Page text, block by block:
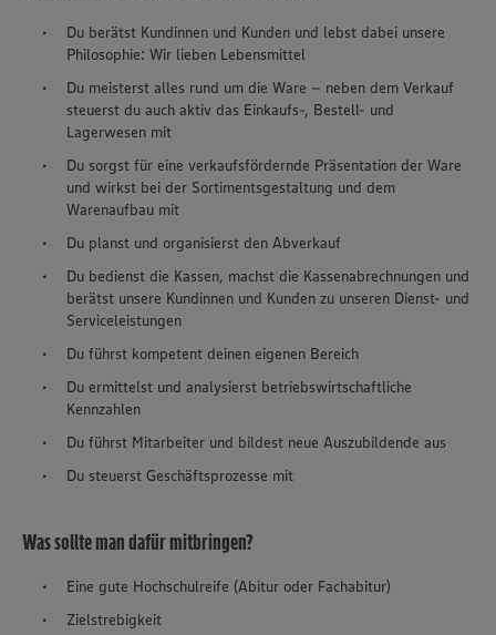
Du berätst Kundinnen und Kunden und lebst dabei unsere
Philosophie: Wir lieben Lebensmittel
Du meisterst alles rund um die Ware – neben dem Verkauf
steuerst du auch aktiv das Einkaufs-, Bestell- und
Lagerwesen mit
Du sorgst für eine verkaufsfördernde Präsentation der Ware
und wirkst bei der Sortimentsgestaltung und dem
Warenaufbau mit
Du planst und organisierst den Abverkauf
Du bedienst die Kassen, machst die Kassenabrechnungen und
berätst unsere Kundinnen und Kunden zu unseren Dienst- und
Serviceleistungen
Du führst kompetent deinen eigenen Bereich
Du ermittelst und analysierst betriebswirtschaftliche
Kennzahlen
Du führst Mitarbeiter und bildest neue Auszubildende aus
Du steuerst Geschäftsprozesse mit
Was sollte man dafür mitbringen?
Eine gute Hochschulreife (Abitur oder Fachabitur)
Zielstrebigkeit